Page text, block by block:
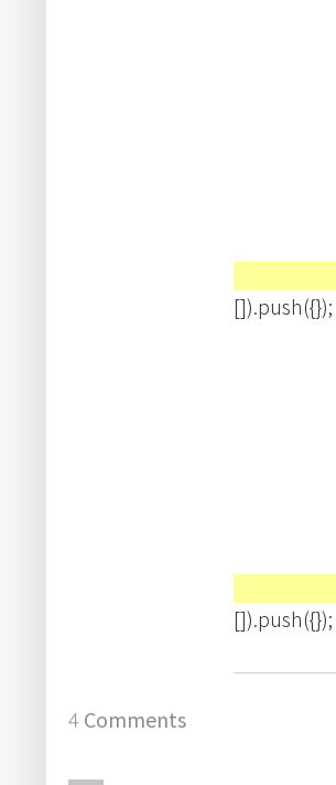
[]).push({});
[]).push({});
4 Comments